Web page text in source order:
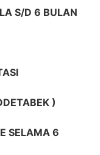
S/D 6 BULAN
)
SELAMA 6